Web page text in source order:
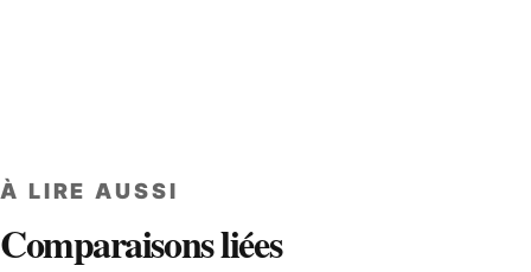
À LIRE AUSSI
Comparaisons liées